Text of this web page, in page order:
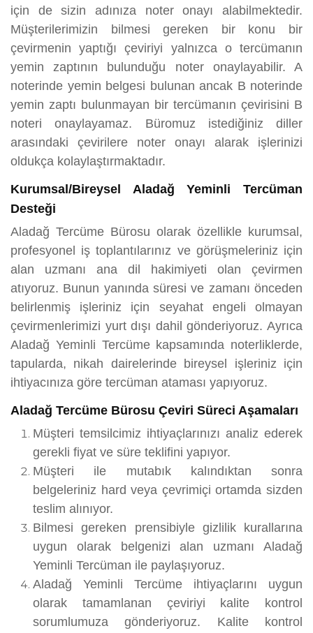
için de sizin adınıza noter onayı alabilmektedir.
Müşterilerimizin bilmesi gereken bir konu bir
çevirmenin yaptığı çeviriyi yalnızca o tercümanın
yemin zaptının bulunduğu noter onaylayabilir. A
noterinde yemin belgesi bulunan ancak B noterinde
yemin zaptı bulunmayan bir tercümanın çevirisini B
noteri onaylayamaz. Büromuz istediğiniz diller
arasındaki çevirilere noter onayı alarak işlerinizi
oldukça kolaylaştırmaktadır.
Kurumsal/Bireysel Aladağ Yeminli Tercüman
Desteği
Aladağ Tercüme Bürosu olarak özellikle kurumsal,
profesyonel iş toplantılarınız ve görüşmeleriniz için
alan uzmanı ana dil hakimiyeti olan çevirmen
atıyoruz. Bunun yanında süresi ve zamanı önceden
belirlenmiş işleriniz için seyahat engeli olmayan
çevirmenlerimizi yurt dışı dahil gönderiyoruz. Ayrıca
Aladağ Yeminli Tercüme kapsamında noterliklerde,
tapularda, nikah dairelerinde bireysel işleriniz için
ihtiyacınıza göre tercüman ataması yapıyoruz.
Aladağ Tercüme Bürosu Çeviri Süreci Aşamaları
Müşteri temsilcimiz ihtiyaçlarınızı analiz ederek
gerekli fiyat ve süre teklifini yapıyor.
Müşteri ile mutabık kalındıktan sonra
belgeleriniz hard veya çevrimiçi ortamda sizden
teslim alınıyor.
Bilmesi gereken prensibiyle gizlilik kurallarına
uygun olarak belgenizi alan uzmanı Aladağ
Yeminli Tercüman ile paylaşıyoruz.
Aladağ Yeminli Tercüme ihtiyaçlarını uygun
olarak tamamlanan çeviriyi kalite kontrol
sorumlumuza gönderiyoruz. Kalite kontrol